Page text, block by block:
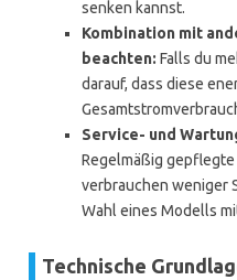
senken kannst.
Kombination mit
beachten: Falls du
darauf, dass diese
Service- und
Regelmäßig
verbrauchen weniger
Wahl eines Modells
Technische